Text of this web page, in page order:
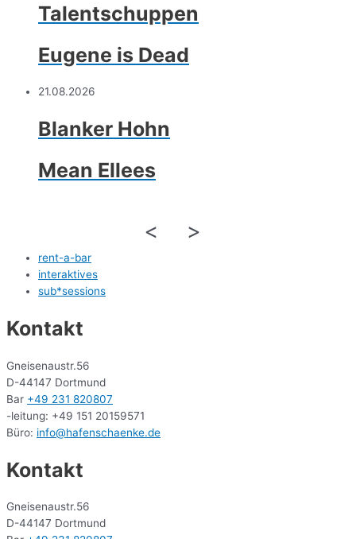
Talentschuppen
Eugene is Dead
21.08.2026
Blanker Hohn
Mean Ellees
< >
rent-a-bar
interaktives
sub*sessions
Kontakt
Gneisenaustr.56
D-44147 Dortmund
Bar +49 231 820807
-leitung: +49 151 20159571
Büro: info@hafenschaenke.de
Kontakt
Gneisenaustr.56
D-44147 Dortmund